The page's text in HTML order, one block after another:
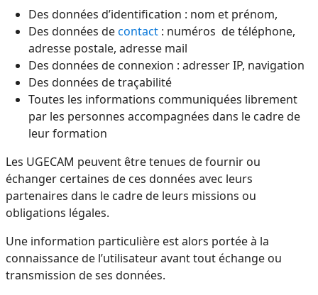
Des données d’identification : nom et prénom,
Des données decontact : numéros de téléphone,
adresse postale, adresse mail
Des données de connexion : adresser IP, navigation
Des données de traçabilité
Toutes les informations communiquées librement
par les personnes accompagnées dans le cadre de
leur formation
Les UGECAM peuvent être tenues de fournir ou
échanger certaines de ces données avec leurs
partenaires dans le cadre de leurs missions ou
obligations légales.
Une information particulière est alors portée à la
connaissance de l’utilisateur avant tout échange ou
transmission deses données.